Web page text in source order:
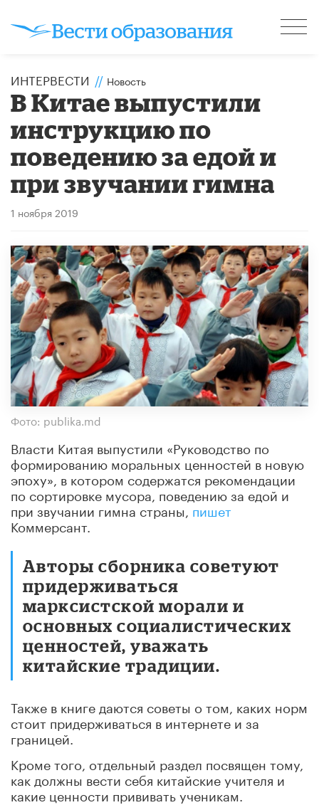
ИНТЕРВЕСТИ // Новость
В Китае выпустили
инструкцию по
поведению за едой и
при звучании гимна
1 ноября 2019
Фото: publika.md
Власти Китая выпустили «Руководство по
формированию моральных ценностей в новую
эпоху», в котором содержатся рекомендации
по сортировке мусора, поведению за едой и
при звучании гимна страны, пишет
Коммерсант.
Авторы сборника советуют
придерживаться
марксистской морали и
основных социалистических
ценностей, уважать
китайские традиции.
Также в книге даются советы о том, каких норм
стоит придерживаться в интернете и за
границей.
Кроме того, отдельный раздел посвящен тому,
как должны вести себя китайские учителя и
какие ценности прививать ученикам.